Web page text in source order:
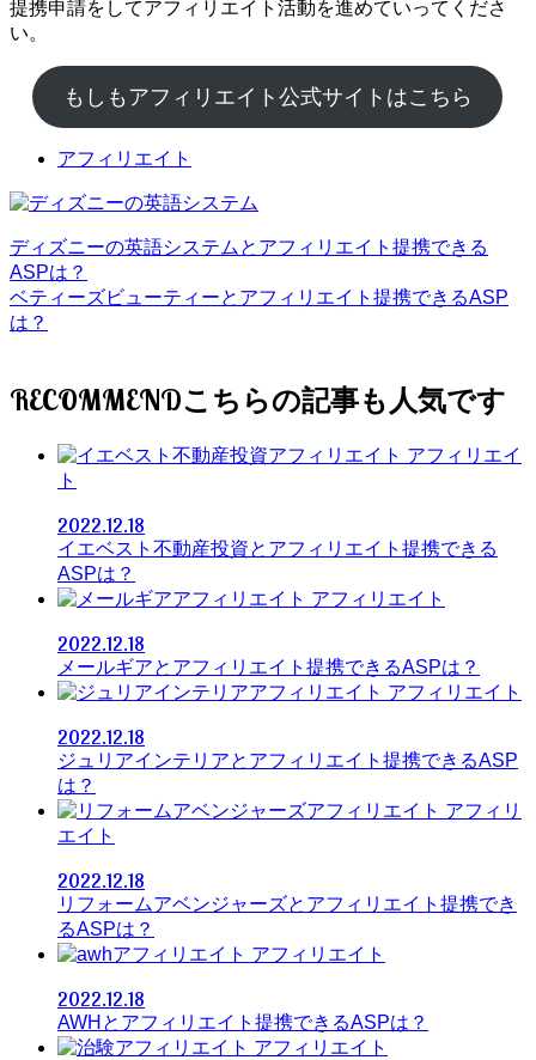
提携申請をしてアフィリエイト活動を進めていってくださ
い。
もしもアフィリエイト公式サイトはこちら
アフィリエイト
ディズニーの英語システムとアフィリエイト提携できる
ASPは？
ベティーズビューティーとアフィリエイト提携できるASP
は？
RECOMMEND
アフィリエイ
ト
2022.12.18
イエベスト不動産投資とアフィリエイト提携できる
ASPは？
アフィリエイト
2022.12.18
メールギアとアフィリエイト提携できるASPは？
アフィリエイト
2022.12.18
ジュリアインテリアとアフィリエイト提携できるASP
は？
アフィリ
エイト
2022.12.18
リフォームアベンジャーズとアフィリエイト提携でき
るASPは？
アフィリエイト
2022.12.18
AWHとアフィリエイト提携できるASPは？
アフィリエイト